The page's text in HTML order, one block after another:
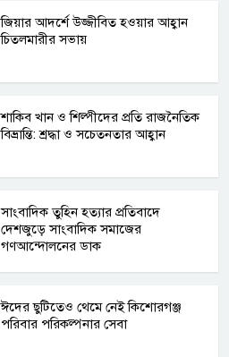
জিয়ার আদর্শে উজ্জীবিত হওয়ার আহ্বান
চিতলমারীর সভায়
শাকিব খান ও শিল্পীদের প্রতি রাজনৈতিক
বিভ্রান্তি: শ্রদ্ধা ও সচেতনতার আহ্বান
সাংবাদিক তুহিন হত্যার প্রতিবাদে
দেশজুড়ে সাংবাদিক সমাজের
গণআন্দোলনের ডাক
ঈদের ছুটিতেও থেমে নেই কিশোরগঞ্জ
পরিবার পরিকল্পনার সেবা